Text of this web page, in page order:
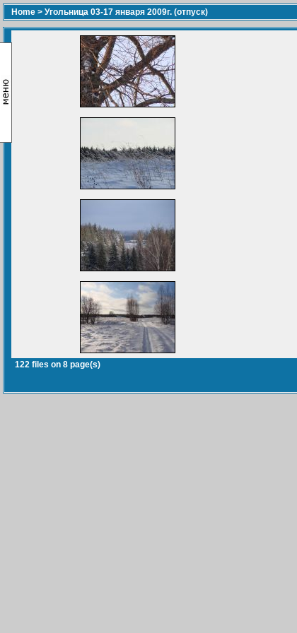
Home > Угольница 03-17 января 2009г. (отпуск)
122 files on 8 page(s)